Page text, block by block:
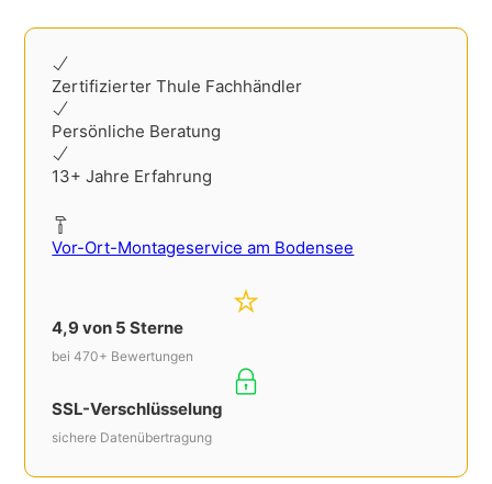
Zertifizierter Thule Fachhändler
Persönliche Beratung
13+ Jahre Erfahrung
Vor-Ort-Montageservice am Bodensee
4,9 von 5 Sterne
bei 470+ Bewertungen
SSL-Verschlüsselung
sichere Datenübertragung